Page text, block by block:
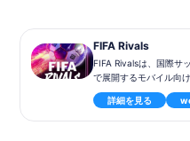
FIFA Rivals
FIFA Rivalsは、国際サ
で展開するモバイル向
サッカー選手やクラブ
イムPvPやイベントで
っています。
詳細を見る